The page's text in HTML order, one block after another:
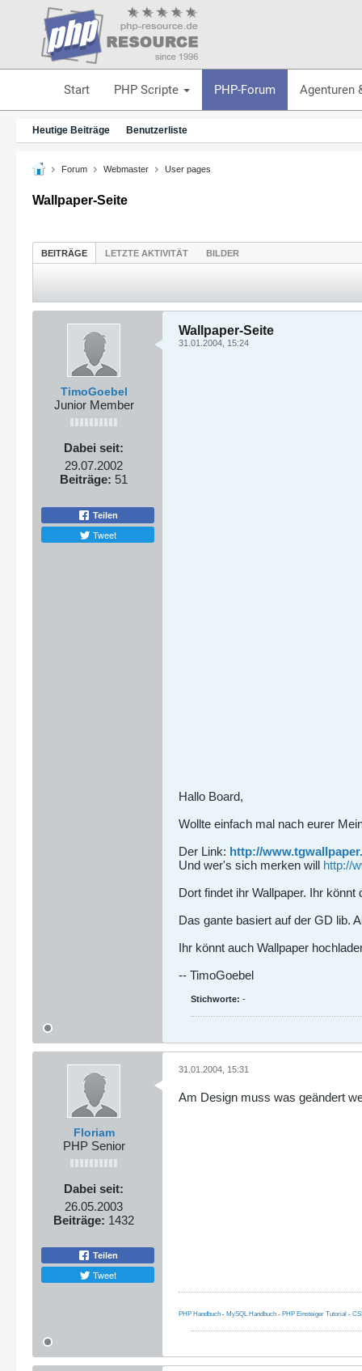
Start PHP Scripte PHP-Forum Agenturen
Heutige Beiträge Benutzerliste
Forum Webmaster User pages
Wallpaper-Seite
BEITRÄGE LETZTE AKTIVITÄT BILDER
TimoGoebel
Junior Member
Dabei seit:
29.07.2002
Beiträge: 51
Teilen
Tweet
Wallpaper-Seite
31.01.2004, 15:24
Hallo Board,
Wollte einfach mal nach eurer
Der Link: http://
Und wer's sich merken will http://
Dort findet ihr Wallpaper. Ihr
Das gante basiert auf der GD lib.
Ihr könnt auch Wallpaper
-- TimoGoebel
Stichworte: -
Floriam
PHP Senior
Dabei seit:
26.05.2003
Beiträge: 1432
Teilen
Tweet
31.01.2004, 15:31
Am Design muss was geändert
PHP Handbuch - MySQL Handbuch - PHP Einsteiger Tutorial -